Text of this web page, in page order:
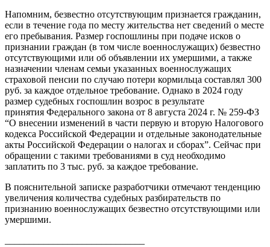
Напомним, безвестно отсутствующим признается гражданин,
если в течение года по месту жительства нет сведений о месте
его пребывания. Размер госпошлины при подаче исков о
признании граждан (в том числе военнослужащих) безвестно
отсутствующими или об объявлении их умершими, а также
назначении членам семьи указанных военнослужащих
страховой пенсии по случаю потери кормильца составлял 300
руб. за каждое отдельное требование. Однако в 2024 году
размер судебных госпошлин возрос в результате
принятия Федерального закона от 8 августа 2024 г. № 259-ФЗ
“О внесении изменений в части первую и вторую Налогового
кодекса Российской Федерации и отдельные законодательные
акты Российской Федерации о налогах и сборах”. Сейчас при
обращении с такими требованиями в суд необходимо
заплатить по 3 тыс. руб. за каждое требование.
В пояснительной записке разработчики отмечают тенденцию
увеличения количества судебных разбирательств по
признанию военнослужащих безвестно отсутствующими или
умершими.